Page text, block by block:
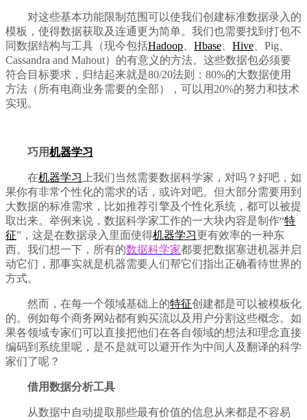
对这些基本功能限制范围可以使我们创建标准数据录入的
模板，使得数据获取及连通更为简单。我们也需要找到打包不
同数据结构与工具（现今包括Hadoop Hbase Hive 、Pig、
Cassandra and Mahout）的有意义的方法。这些数据包必须要
符合目标要求，归结起来就是80/20法则：80%的大数据使用
方法（所有电商业务需要的全部），可以用20%的努力和技术
实现。
巧用机器学习
在机器学习 上我们当然需要数据科学家，对吗？好吧，如
果你有非常个性化的需求的话，或许对吧。但大部分需要用到
大数据的标准需求，比如推荐引擎及个性化系统，都可以被提
取出来。举例来说，数据科学家工作的一大块内容是制作“特
征”，这是在数据录入里面使得机器学习更有效率的一种东
西。我们想一下，所有的数据科学家都要把数据塞进机器并启
动它们，那事实就是机器需要人们帮它们指出正确看待世界的
方式。
然而，在每一个领域基础上的特征创建都是可以被模板化
的。例如每个商务网站都有购买流以及用户分割这些概念。如
果各领域专家们可以直接把他们在各自领域的想法和理念直接
编码到系统里呢，是不是就可以避开作为中间人及翻译的科学
家们了呢？
借用数据分析工具
从数据中自动提取那些最有价值的信息从来都是不容易